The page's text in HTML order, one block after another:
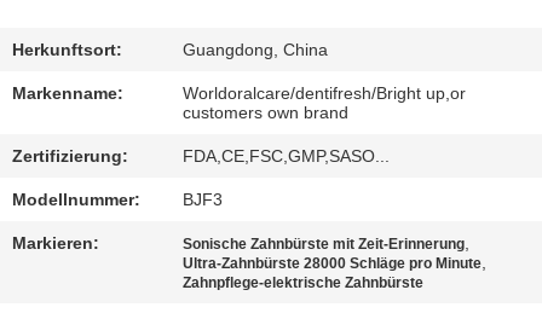
TRETEN
MIT
UNS
IN
VERBINDUNG
Herkunftsort: Guangdong, China
Markenname:
Worldoralcare/dentifresh/Bright up,or
customers own brand
Zertifizierung: FDA,CE,FSC,GMP,SASO...
Modellnummer: BJF3
Markieren: Sonische Zahnbürste mit Zeit-Erinnerung,
Ultra-Zahnbürste 28000 Schläge pro Minute,
Zahnpflege-elektrische Zahnbürste